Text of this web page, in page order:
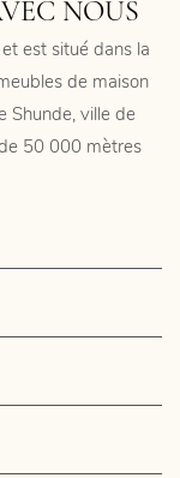
NOUS
est situé dans la
de maison
Shunde, ville de
50 000 mètres